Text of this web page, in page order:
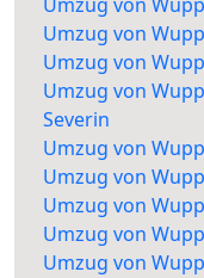
Umzug von
Umzug von
Umzug von
Severin
Umzug von
Umzug von
Umzug von
Umzug von
Umzug von